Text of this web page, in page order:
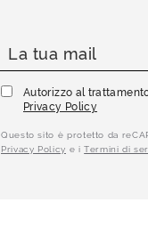
Autorizzo al
Privacy Policy
Questo sito è protetto da
Privacy Policy e iTermini di